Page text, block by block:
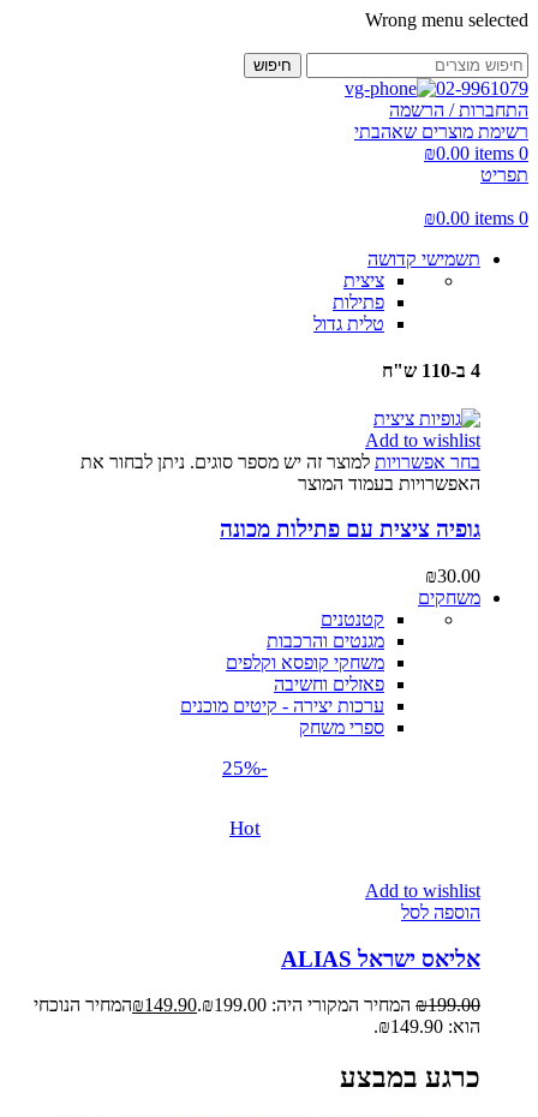
Wrong menu selected
חיפוש
02-9961079
התחברות / הרשמה
רשימת מוצרים שאהבתי
0
items
₪0.00
תפריט
0
items
₪0.00
תשמישי קדושה
ציצית
פתילות
טלית גדול
4 ב-110 ש"ח
Add to wishlist
בחר אפשרויות למוצר זה יש מספר סוגים. ניתן לבחור את
האפשרויות בעמוד המוצר
גופיה ציצית עם פתילות מכונה
₪30.00
משחקים
קטנטנים
מגנטים והרכבות
משחקי קופסא וקלפים
פאזלים וחשיבה
ערכות יצירה - קיטים מוכנים
ספרי משחק
-25%
Hot
Add to wishlist
הוספה לסל
אליאס ישראל ALIAS
₪199.00 המחיר המקורי היה: ₪199.00. ₪149.90
המחיר הנוכחי
הוא: ₪149.90.
כרגע במבצע